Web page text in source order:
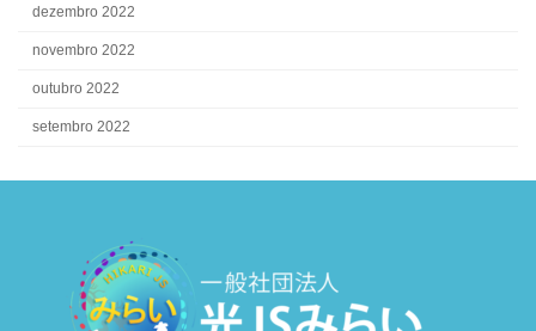
dezembro 2022
novembro 2022
outubro 2022
setembro 2022